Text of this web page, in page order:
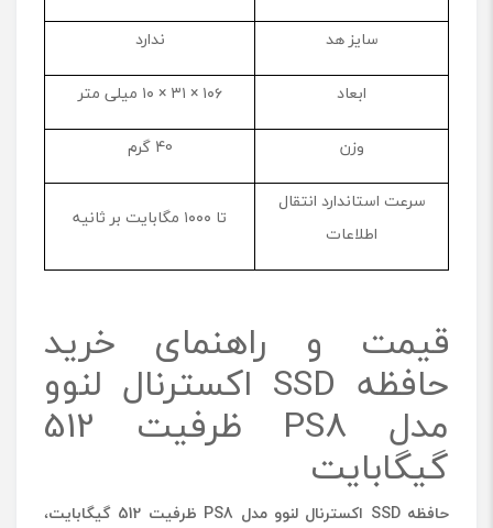
سایز هد
ندارد
ابعاد
۱۰۶ × ۳۱ × ۱۰ میلی متر
وزن
40 گرم
سرعت استاندارد انتقال
اطلاعات
تا ۱۰۰۰ مگابایت بر ثانیه
قیمت و راهنمای خرید
حافظه SSD اکسترنال لنوو
مدل PS8 ظرفیت 512
گیگابایت
حافظهSSD اکسترنال لنوو مدل PS8 ظرفیت 512 گیگابایت
،